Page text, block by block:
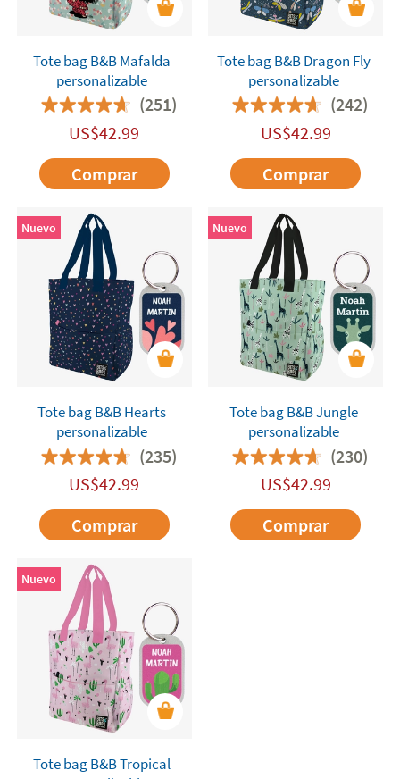
Tote bag B&B Mafalda
personalizable
(251)
US$42.99
Comprar
Tote bag B&B Dragon Fly
personalizable
(242)
US$42.99
Comprar
Nuevo
Tote bag B&B Hearts
personalizable
(235)
US$42.99
Comprar
Nuevo
Tote bag B&B Jungle
personalizable
(230)
US$42.99
Comprar
Nuevo
Tote bag B&B Tropical